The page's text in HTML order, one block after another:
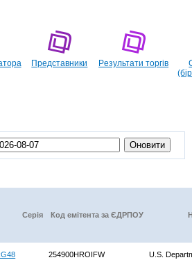
Представники Pезультати торгів
Серія Код емітента за ЄДРПОУ
254900HROIFW U.S.